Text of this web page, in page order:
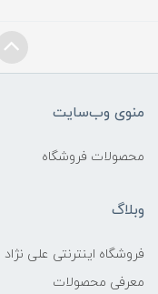
منوی وب‌سایت
محصولات فروشگاه
وبلاگ
فروشگاه اینترنتی علی نژاد
معرفی محصولات